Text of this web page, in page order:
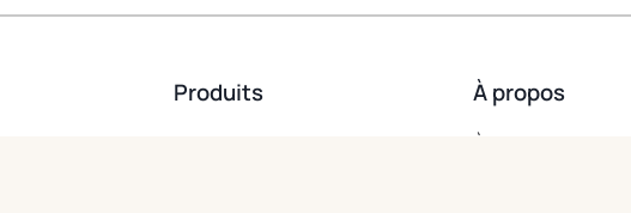
Produits À propos
À propos de